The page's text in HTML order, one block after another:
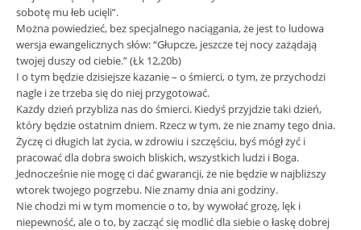
sobotę mu łeb ucięli”.
Można powiedzieć, bez specjalnego naciągania, że jest to ludowa
wersja ewangelicznych słów: “Głupcze, jeszcze tej nocy zażądają
twojej duszy od ciebie.” (Łk 12,20b)
I o tym będzie dzisiejsze kazanie – o śmierci, o tym, że przychodzi
nagle i że trzeba się do niej przygotować.
Każdy dzień przybliża nas do śmierci. Kiedyś przyjdzie taki dzień,
który będzie ostatnim dniem. Rzecz w tym, że nie znamy tego dnia.
Życzę ci długich lat życia, w zdrowiu i szczęściu, byś mógł żyć i
pracować dla dobra swoich bliskich, wszystkich ludzi i Boga.
Jednocześnie nie mogę ci dać gwarancji, że nie będzie w najbliższy
wtorek twojego pogrzebu. Nie znamy dnia ani godziny.
Nie chodzi mi w tym momencie o to, by wywołać grozę, lęk i
niepewność, ale o to, by zacząć się modlić dla siebie o łaskę dobrej